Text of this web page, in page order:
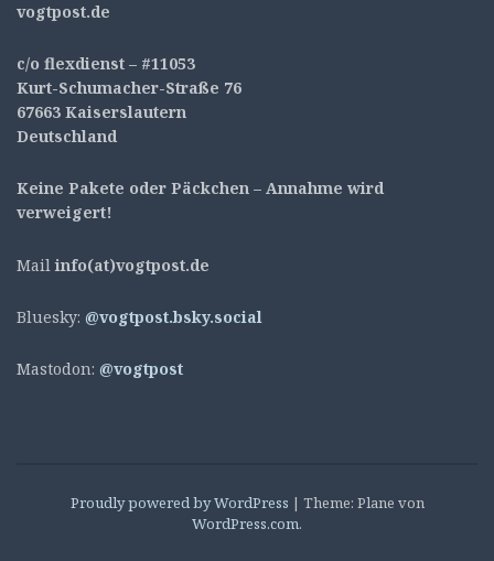
vogtpost.de
c/o flexdienst – #11053
Kurt-Schumacher-Straße 76
67663 Kaiserslautern
Deutschland
Keine Pakete oder Päckchen – Annahme wird
verweigert!
Mail info(at)vogtpost.de
Bluesky: @vogtpost.bsky.social
Mastodon: @vogtpost
Proudly powered by WordPress | Theme: Plane von
WordPress.com.